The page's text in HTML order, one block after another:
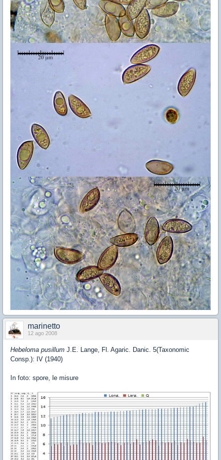
marinetto
12 ago 2008
Hebeloma pusillum J.E. Lange, Fl. Agaric. Danic. 5(Taxonomic
Consp.): IV (1940)
In foto: spore, le misure